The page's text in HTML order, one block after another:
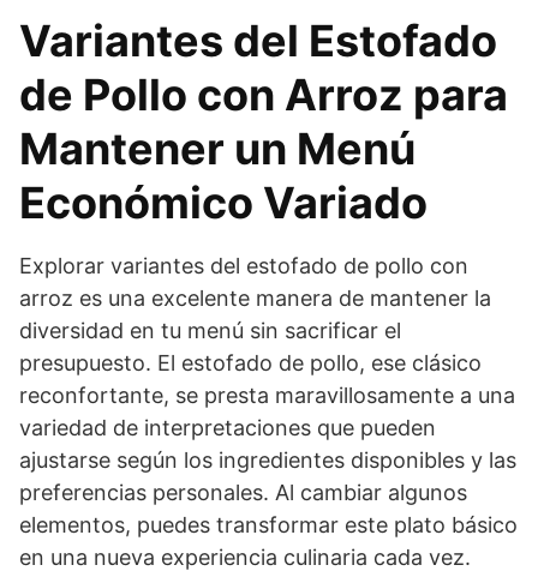
Variantes del Estofado
de Pollo con Arroz para
Mantener un Menú
Económico Variado
Explorar variantes del estofado de pollo con
arroz es una excelente manera de mantener la
diversidad en tu menú sin sacrificar el
presupuesto. El estofado de pollo, ese clásico
reconfortante, se presta maravillosamente a una
variedad de interpretaciones que pueden
ajustarse según los ingredientes disponibles y las
preferencias personales. Al cambiar algunos
elementos, puedes transformar este plato básico
en una nueva experiencia culinaria cada vez.